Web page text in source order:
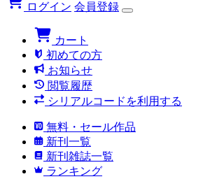
ログイン 会員登録
カート
初めての方
お知らせ
閲覧履歴
シリアルコードを利用する
無料・セール作品
新刊一覧
新刊雑誌一覧
ランキング